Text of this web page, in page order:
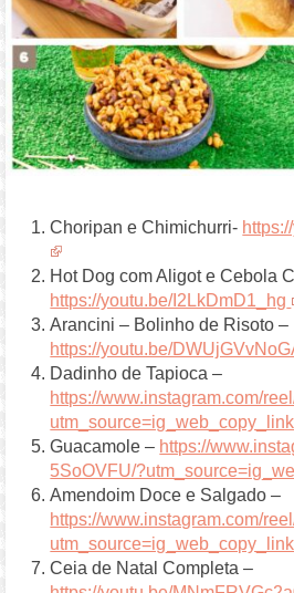
Choripan e Chimichurri-
Hot Dog com Aligot e Cebola
https://youtu.be/I2LkDmD1_hg
Arancini – Bolinho de Risoto –
https://youtu.be/
Dadinho de Tapioca –
https://www.instagram.com/
utm_source=ig_web_copy_link
Guacamole – https://
5SoOVFU/
Amendoim Doce e Salgado –
https://www.instagram.com/
utm_source=ig_web_copy_link
Ceia de Natal Completa –